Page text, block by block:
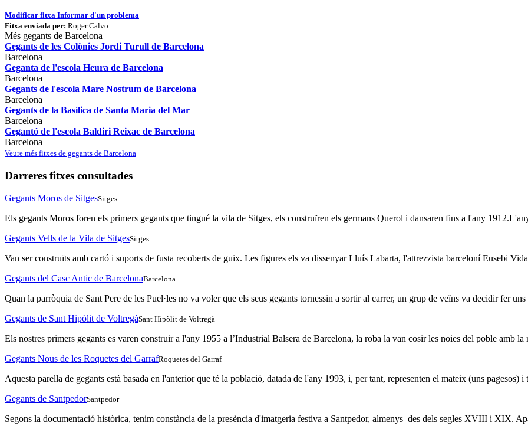
Modificar fitxa Informar d'un problema
Fitxa enviada per: Roger Calvo
Més gegants de Barcelona
Gegants de les Colònies Jordi Turull de Barcelona
Barcelona
Geganta de l'escola Heura de Barcelona
Barcelona
Gegants de l'escola Mare Nostrum de Barcelona
Barcelona
Gegants de la Basílica de Santa Maria del Mar
Barcelona
Gegantó de l'escola Baldiri Reixac de Barcelona
Barcelona
Veure més fitxes de gegants de Barcelona
Darreres fitxes consultades
Gegants Moros de SitgesSitges
Els gegants Moros foren els primers gegants que tingué la vila de Sitges, els construïren els germans Querol i dansaren fins a l'any
Gegants Vells de la Vila de SitgesSitges
Van ser construïts amb cartó i suports de fusta recoberts de guix. Les figures els va dissenyar Lluís Labarta, l'attrezzista barceloní Eusebi
Gegants del Casc Antic de BarcelonaBarcelona
Quan la parròquia de Sant Pere de les Puel·les no va voler que els seus gegants tornessin a sortir al carrer, un grup de veïns va decidir fer uns
Gegants de Sant Hipòlit de VoltregàSant Hipòlit de Voltregà
Els nostres primers gegants es varen construir a l'any 1955 a l’Industrial Balsera de Barcelona, la roba la van cosir les noies del poble amb
Gegants Nous de les Roquetes del GarrafRoquetes del Garraf
Aquesta parella de gegants està basada en l'anterior que té la població, datada de l'any 1993, i, per tant, representen el mateix (uns pagesos) i
Gegants de SantpedorSantpedor
Segons la documentació històrica, tenim constància de la presència d'imatgeria festiva a Santpedor, almenys des dels segles XVIII i XIX.